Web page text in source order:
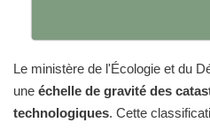
Le ministère de l'Écologie et du
une échelle de gravité des
technologiques. Cette